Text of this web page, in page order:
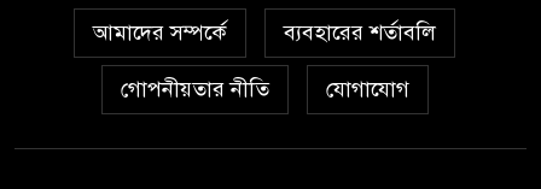
আমাদের সম্পর্কে ব্যবহারের শর্তাবলি
গোপনীয়তার নীতি যোগাযোগ